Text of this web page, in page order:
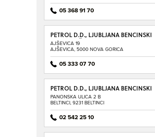
05 368 91 70
PETROL D.D., LJUBLJANA BENCINSKI
SERVIS AJŠEVICA
AJŠEVICA 19
AJŠEVICA, 5000 NOVA GORICA
05 333 07 70
PETROL D.D., LJUBLJANA BENCINSKI
SERVIS BELTINCI
PANONSKA ULICA 2 B
BELTINCI, 9231 BELTINCI
02 542 25 10